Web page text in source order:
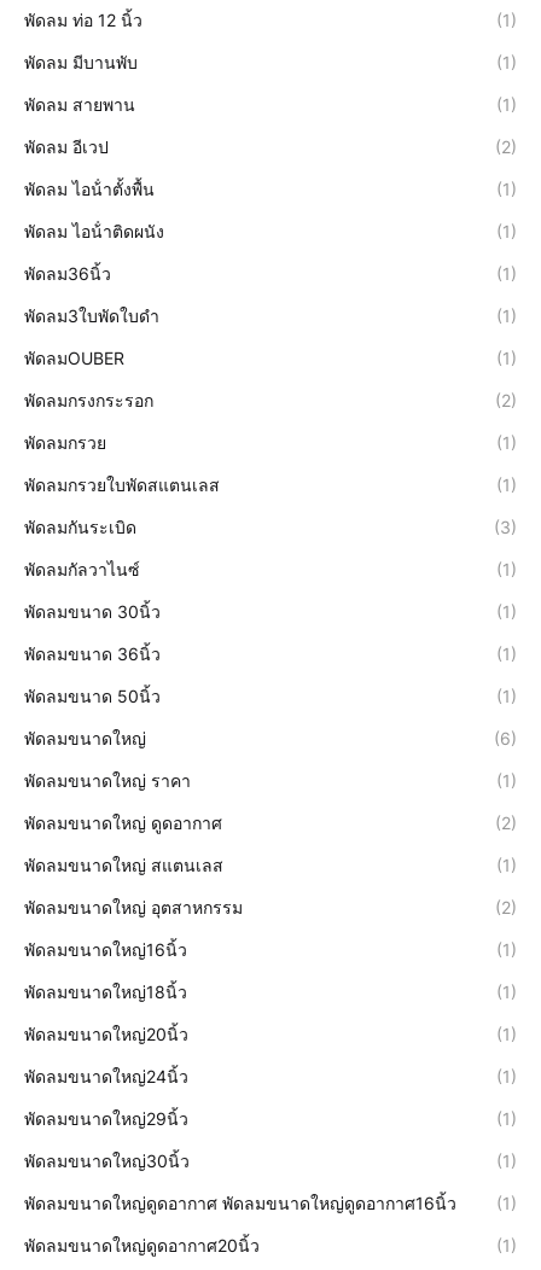
พัดลม ท่อ 12 นิ้ว (1)
พัดลม มีบานพับ (1)
พัดลม สายพาน (1)
พัดลม อีเวป (2)
พัดลม ไอน้ําตั้งพื้น (1)
พัดลม ไอน้ําติดผนัง (1)
พัดลม36นิ้ว (1)
พัดลม3ใบพัดใบดำ (1)
พัดลมOUBER (1)
พัดลมกรงกระรอก (2)
พัดลมกรวย (1)
พัดลมกรวยใบพัดสแตนเลส (1)
พัดลมกันระเบิด (3)
พัดลมกัลวาไนซ์ (1)
พัดลมขนาด 30นิ้ว (1)
พัดลมขนาด 36นิ้ว (1)
พัดลมขนาด 50นิ้ว (1)
พัดลมขนาดใหญ่ (6)
พัดลมขนาดใหญ่ ราคา (1)
พัดลมขนาดใหญ่ ดูดอากาศ (2)
พัดลมขนาดใหญ่ สแตนเลส (1)
พัดลมขนาดใหญ่ อุตสาหกรรม (2)
พัดลมขนาดใหญ่16นิ้ว (1)
พัดลมขนาดใหญ่18นิ้ว (1)
พัดลมขนาดใหญ่20นิ้ว (1)
พัดลมขนาดใหญ่24นิ้ว (1)
พัดลมขนาดใหญ่29นิ้ว (1)
พัดลมขนาดใหญ่30นิ้ว (1)
พัดลมขนาดใหญ่ดูดอากาศ พัดลมขนาดใหญ่ดูดอากาศ16นิ้ว (1)
พัดลมขนาดใหญ่ดูดอากาศ20นิ้ว (1)